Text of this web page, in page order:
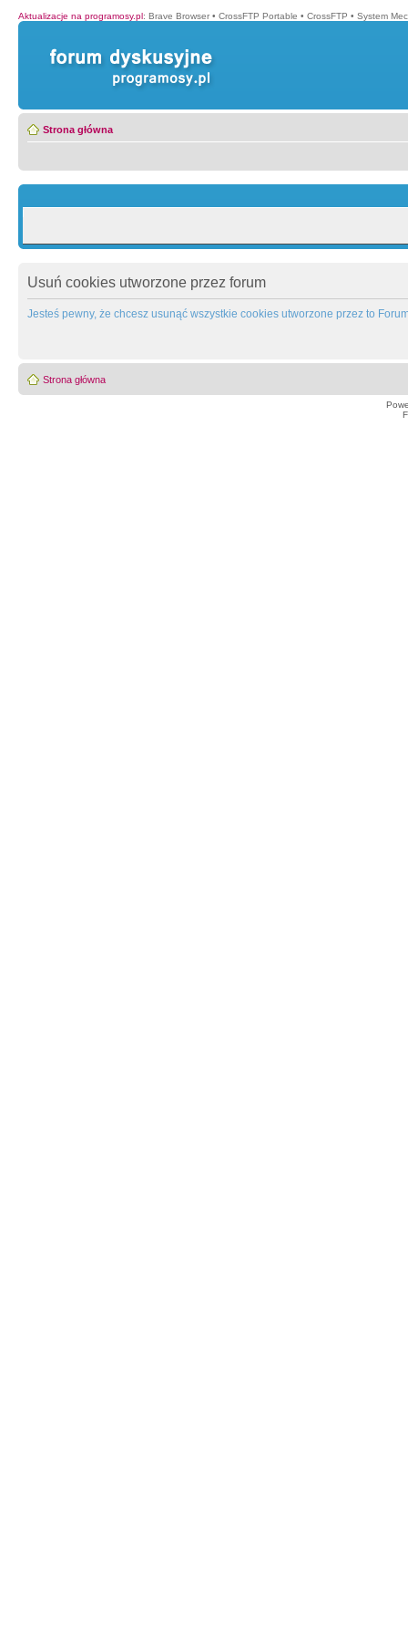
Aktualizacje na programosy.pl: Brave Browser • CrossFTP Portable • CrossFTP • System
Strona główna
Usuń cookies utworzone przez forum
Jesteś pewny, że chcesz usunąć wszystkie cookies utworzone przez to
Strona główna